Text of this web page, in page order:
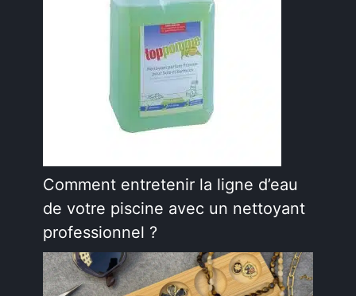
Comment entretenir la ligne d’eau
de votre piscine avec un nettoyant
professionnel ?